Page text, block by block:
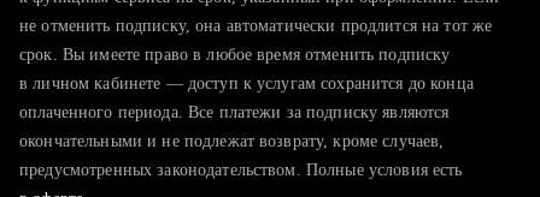
не отменить подписку, она автоматически продлится на тот же
срок. Вы имеете право в любое время отменить подписку
в личном кабинете — доступ к услугам сохранится до конца
оплаченного периода. Все платежи за подписку являются
окончательными и не подлежат возврату, кроме случаев,
предусмотренных законодательством. Полные условия есть